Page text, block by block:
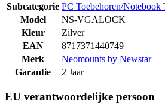
Subcategorie PC Toebehoren/Notebook
Model
NS-VGALOCK
Kleur
Zilver
EAN
8717371440749
Merk
Neomounts by Newstar
Garantie
2 Jaar
EU verantwoordelijke persoon